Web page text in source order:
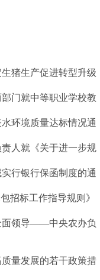
猪生产促进转型升级
门就中等职业学校教
环境质量达标情况通
人就《关于进一步规
行银行保函制度的通
招标工作指导规则》
面领导——中央农办负
质量发展的若干政策措